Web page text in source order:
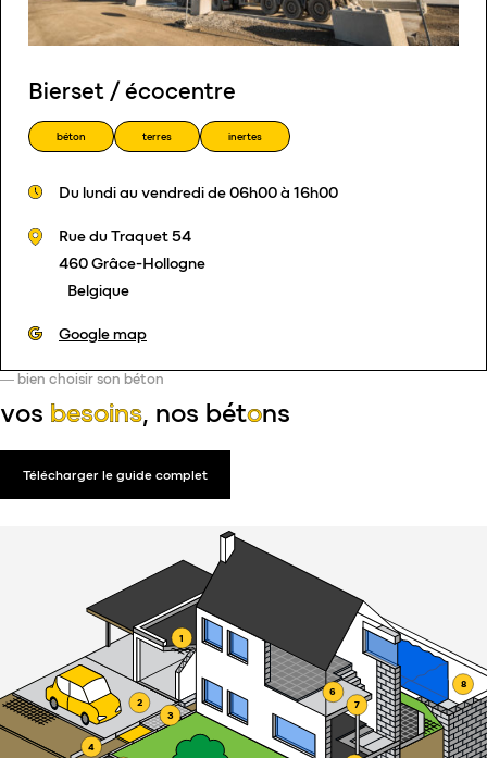
Bierset / écocentre
béton terres inertes
Du lundi au vendredi de 06h00 à 16h00
Rue du Traquet 54
460 Grâce-Hollogne
Belgique
Google map
bien choisir son béton
vos besoins, nos bétons
Télécharger le guide complet
1
2
3
4
6
7
8